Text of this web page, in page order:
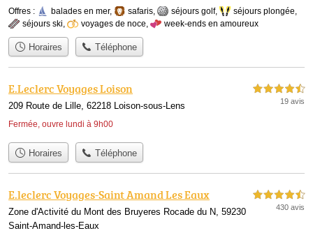
Offres :
balades en mer, safaris, séjours golf, séjours plongée,
séjours ski, voyages de noce, week-ends en amoureux
Horaires Téléphone
E.Leclerc Voyages Loison
209 Route de Lille, 62218 Loison-sous-Lens
Fermée, ouvre lundi à 9h00
4,5 étoiles sur 5
19 avis
Horaires Téléphone
E.leclerc Voyages-Saint Amand Les Eaux
Zone d'Activité du Mont des Bruyeres Rocade du N, 59230
Saint-Amand-les-Eaux
4,5 étoiles sur 5
430 avis